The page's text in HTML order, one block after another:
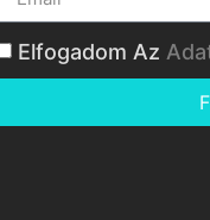
Elfogadom Az